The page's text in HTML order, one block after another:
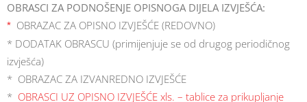
OBRASCI ZA PODNOŠENJE OPISNOGA DIJELA IZVJEŠĆA:
* OBRAZAC ZA OPISNO IZVJEŠĆE (REDOVNO)
* DODATAK OBRASCU (primijenjuje se od drugog periodičnog
izvješća)
* OBRAZAC ZA IZVANREDNO IZVJEŠĆE
* OBRASCI UZ OPISNO IZVJEŠĆE xls. – tablice za prikupljanje